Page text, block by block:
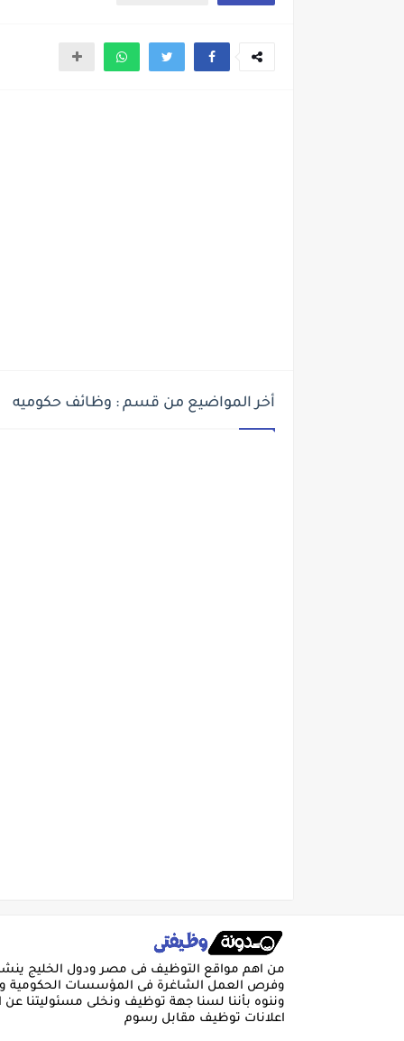
أخر المواضيع من قسم : وظائف حكوميه
من اهم مواقع التوظيف فى مصر ودول الخليج
وفرص العمل الشاغرة فى المؤسسات الحكومية
وننوه بأننا لسنا جهة توظيف ونخلى مسئوليتنا
اعلانات توظيف مقابل رسوم